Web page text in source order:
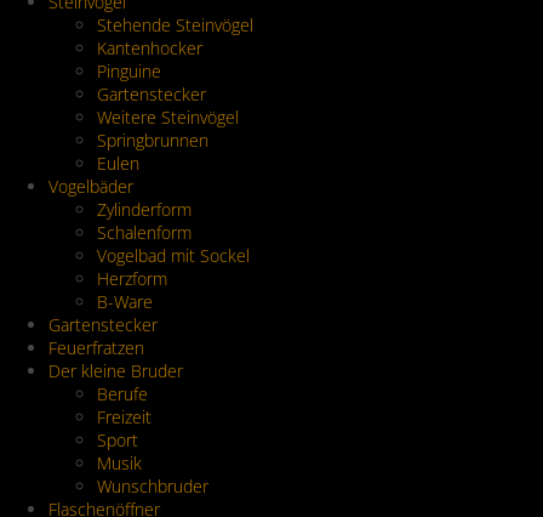
Stehende Steinvögel
Kantenhocker
Pinguine
Gartenstecker
Weitere Steinvögel
Springbrunnen
Eulen
Vogelbäder
Zylinderform
Schalenform
Vogelbad mit Sockel
Herzform
B-Ware
Gartenstecker
Feuerfratzen
Der kleine Bruder
Berufe
Freizeit
Sport
Musik
Wunschbruder
Flaschenöffner